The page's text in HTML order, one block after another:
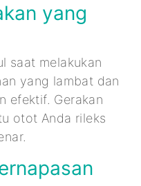
yang
saat melakukan
yang lambat dan
efektif. Gerakan
otot Anda rileks